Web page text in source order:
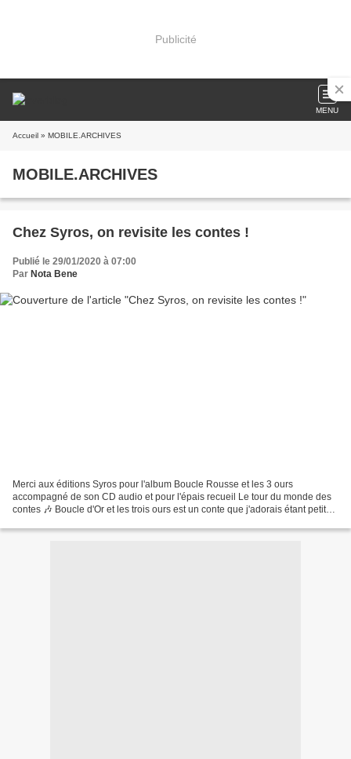
Publicité
MENU
Accueil » MOBILE.ARCHIVES
MOBILE.ARCHIVES
Chez Syros, on revisite les contes !
Publié le 29/01/2020 à 07:00
Par Nota Bene
Merci aux éditions Syros pour l'album Boucle Rousse et les 3 ours
accompagné de son CD audio et pour l'épais recueil Le tour du monde des
contes 🎶 Boucle d'Or et les trois ours est un conte que j'adorais étant petite.